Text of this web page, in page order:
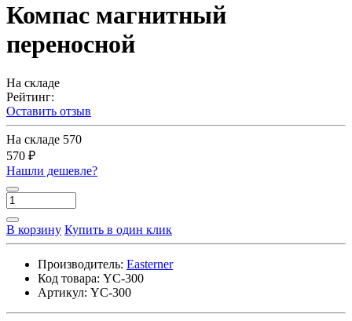
Компас магнитный
переносной
На складе
Рейтинг:
Оставить отзыв
На складе 570
570 ₽
Нашли дешевле?
В корзину Купить в один клик
Производитель: Easterner
Код товара: YC-300
Артикул: YC-300